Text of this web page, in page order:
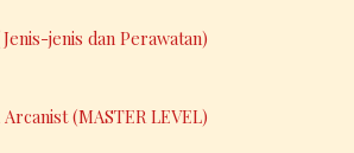
jenis dan Perawatan)
(MASTER LEVEL)